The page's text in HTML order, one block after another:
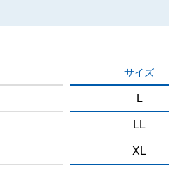
サイズ
L
LL
XL